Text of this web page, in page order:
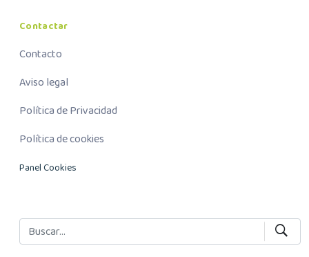
Contactar
Contacto
Aviso legal
Política de Privacidad
Política de cookies
Panel Cookies